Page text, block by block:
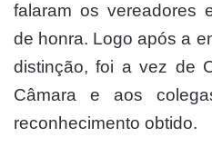
falaram os vereadores
de honra. Logo após a
distinção, foi a vez de
Câmara e aos
reconhecimento obtido.